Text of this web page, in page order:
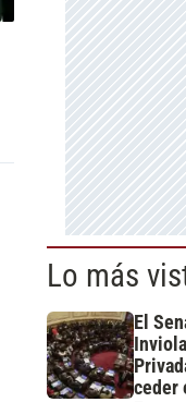
Lo más
El
ceder